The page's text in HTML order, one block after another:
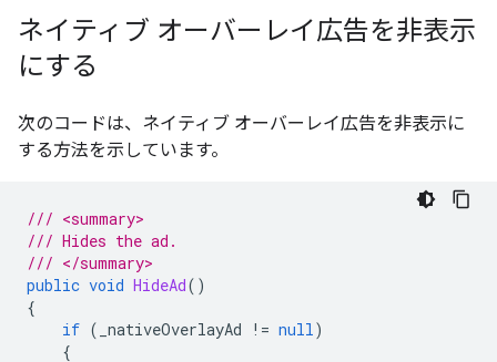
ネイティブ オーバーレイ広告を非表示
にする
次のコードは、ネイティブ オーバーレイ広告を非表示に
する方法を示しています。
/// <summary>
/// Hides the ad.
/// </summary>
public void HideAd()
{
if ( _nativeOverlayAd != null)
{